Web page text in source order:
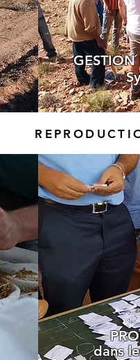
dans